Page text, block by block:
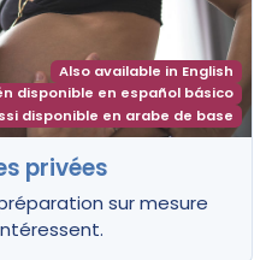
Also available in English
disponible en español básico
disponible en arabe de base
privées
sur mesure